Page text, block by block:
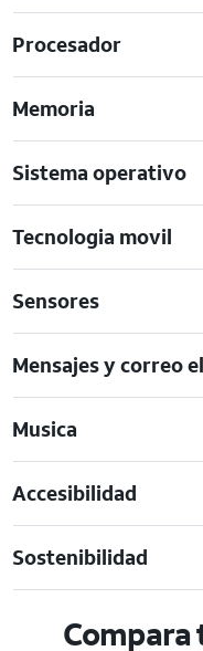
Procesador
Memoria
Sistema operativo
Tecnologia movil
Sensores
Mensajes y correo
Musica
Accesibilidad
Sostenibilidad
Compara